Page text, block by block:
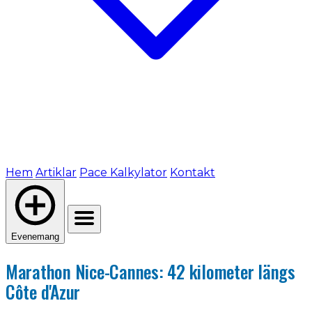
Hem Artiklar Pace Kalkylator Kontakt
Evenemang
Marathon Nice-Cannes: 42 kilometer längs
Côte d'Azur